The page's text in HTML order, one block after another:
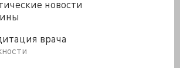
новости
врача
за 95% рака предстательной
случаев ЗНО головного мозга и
работа не отвергает раннее
исследование, отдавшее